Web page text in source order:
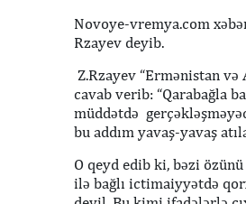
Novoye-vremya.com
Rzayev deyib.
Z.Rzayev “Ermənistan və
cavab verib: “Qarabağla
müddətdə
bu addım yavaş-yavaş
O qeyd edib ki, bəzi
ilə bağlı ictimaiyyətdə